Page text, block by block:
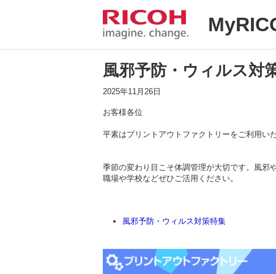
風邪予防・ウィルス対
2025年11月26日
お客様各位
平素はプリントアウトファクトリーをご利用い
季節の変わり目こそ体調管理が大切です。風邪
職場や学校などぜひご活用ください。
風邪予防・ウィルス対策特集